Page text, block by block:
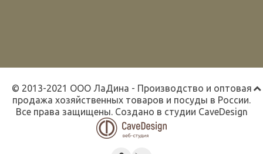
© 2013-2021 ООО ЛаДина - Производство и оптовая
продажа хозяйственных товаров и посуды в России.
Все права защищены. Создано в студии CaveDesign